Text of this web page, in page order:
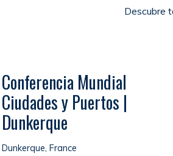
Descubre
Conferencia Mundial
Ciudades y Puertos |
Dunkerque
Dunkerque, France